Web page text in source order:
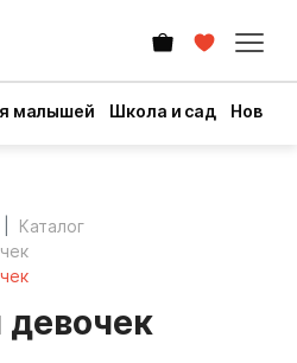
малышей Школа и сад Новый
Каталог